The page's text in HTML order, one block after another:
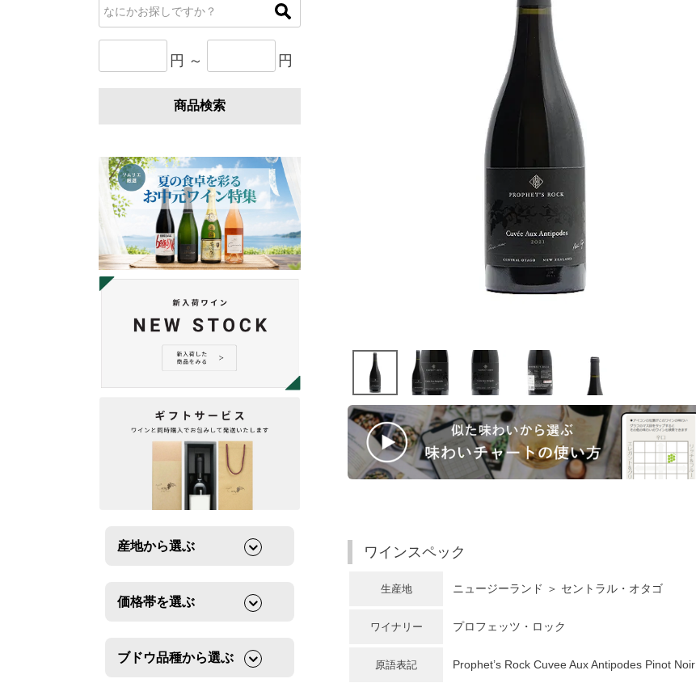
円 ～ 円
商品検索
産地から選ぶ
価格帯を選ぶ
ブドウ品種から選ぶ
ワインスペック
生産地 ニュージーランド ＞ セントラル・オタゴ
ワイナリー プロフェッツ・ロック
原語表記 Prophet’s Rock Cuvee Aux Antipodes Pinot Noir